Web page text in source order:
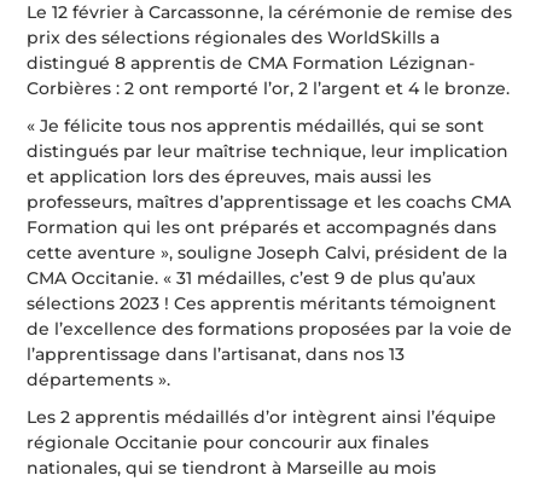
Le 12 février à Carcassonne, la cérémonie de remise des
prix des sélections régionales des WorldSkills a
distingué 8 apprentis de CMA Formation Lézignan-
Corbières : 2 ont remporté l’or, 2 l’argent et 4 le bronze.
« Je félicite tous nos apprentis médaillés, qui se sont
distingués par leur maîtrise technique, leur implication
et application lors des épreuves, mais aussi les
professeurs, maîtres d’apprentissage et les coachs CMA
Formation qui les ont préparés et accompagnés dans
cette aventure », souligne Joseph Calvi, président de la
CMA Occitanie. « 31 médailles, c’est 9 de plus qu’aux
sélections 2023 ! Ces apprentis méritants témoignent
de l’excellence des formations proposées par la voie de
l’apprentissage dans l’artisanat, dans nos 13
départements ».
Les 2 apprentis médaillés d’or intègrent ainsi l’équipe
régionale Occitanie pour concourir aux finales
nationales, qui se tiendront à Marseille au mois